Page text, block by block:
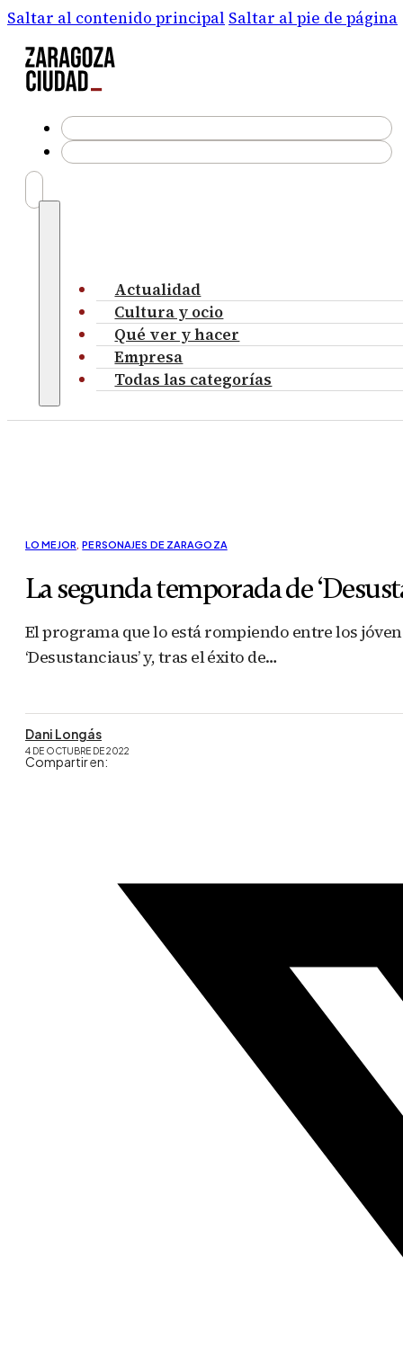
Saltar al contenido principal Saltar al pie de página
Actualidad
Cultura y ocio
Qué ver y hacer
Empresa
Todas las categorías
LO MEJOR, PERSONAJES DE ZARAGOZA
La segunda temporada de
El programa que lo está rompiendo entre los
‘Desustanciaus’ y, tras el éxito de…
Dani Longás
4 DE OCTUBRE DE 2022
Compartir en: